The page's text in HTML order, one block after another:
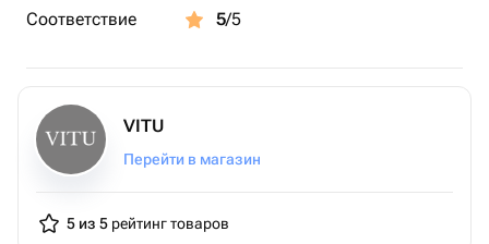
Соответствие
5/5
VITU
Перейти в магазин
5 из 5 рейтинг товаров